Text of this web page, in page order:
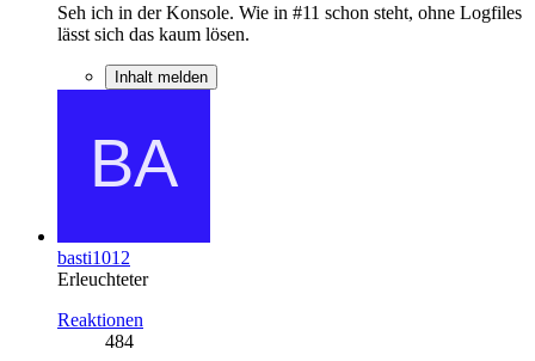
Seh ich in der Konsole. Wie in #11 schon steht, ohne Logfiles
lässt sich das kaum lösen.
Inhalt melden
basti1012
Erleuchteter
Reaktionen
484